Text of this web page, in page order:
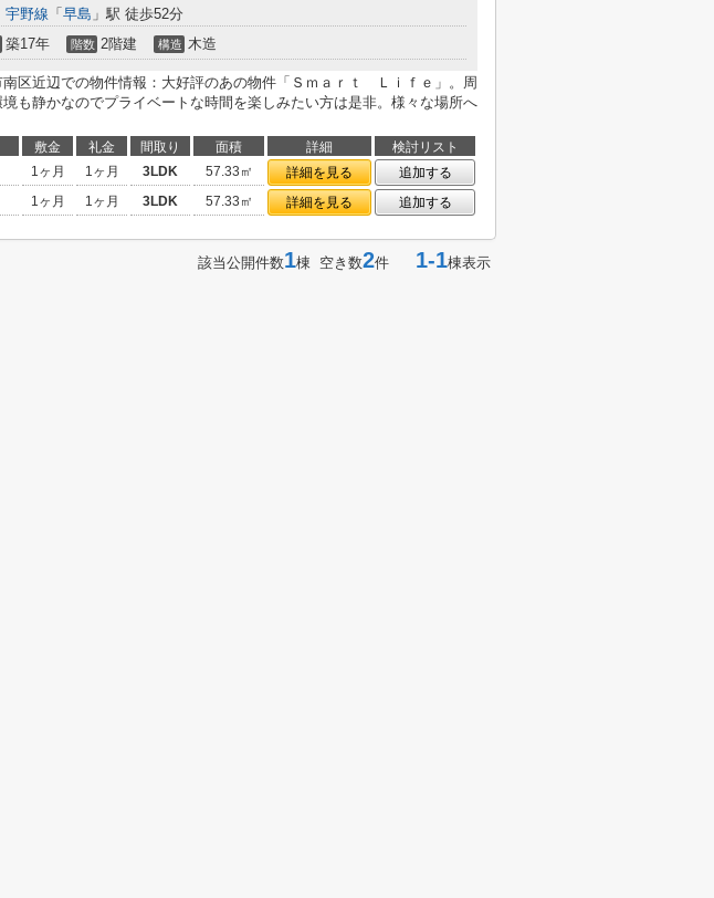
宇野線 「 早島 」駅 徒歩52分
築17年 階数 2階建 構造 木造
南区近辺での物件情報：大好評のあの物件「Ｓｍａｒｔ Ｌｉｆｅ」。周
境も静かなのでプライベートな時間を楽しみたい方は是非。様々な場所へ
敷金 礼金 間取り 面積 詳細
検討リスト
1ヶ月 1ヶ月 3LDK 57.33㎡ 詳細を見る
追加する
1ヶ月 1ヶ月 3LDK 57.33㎡ 詳細を見る 追加する
該当公開件数1棟 空き数2件 1-1棟表示